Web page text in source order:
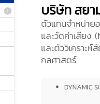
บริษัท สยา
ตัวแทนจำหน่าย
และวัดค่าเสียง
และตัววิเคราะ
กลศาสตร์
DYNAMIC